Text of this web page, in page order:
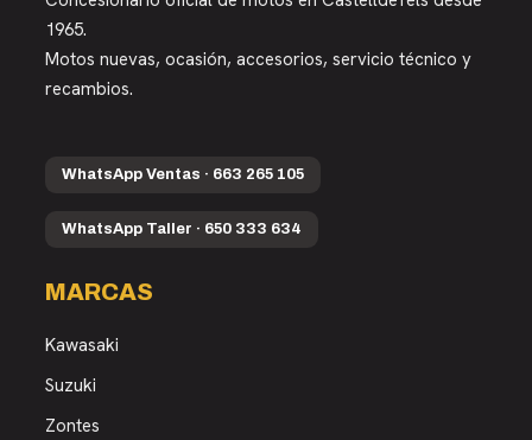
1965.
Motos nuevas, ocasión, accesorios, servicio técnico y
recambios.
WhatsApp Ventas · 663 265 105
WhatsApp Taller · 650 333 634
MARCAS
Kawasaki
Suzuki
Zontes